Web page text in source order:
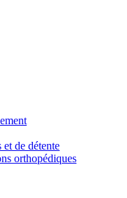
de détente
orthopédiques